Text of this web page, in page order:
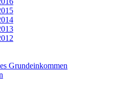
Grundeinkommen